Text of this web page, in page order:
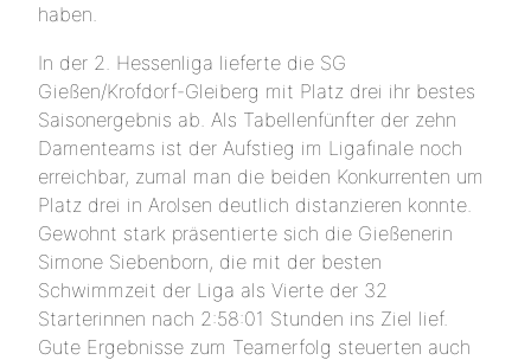
haben.
In der 2. Hessenliga lieferte die SG
Gießen/Krofdorf-Gleiberg mit Platz drei ihr bestes
Saisonergebnis ab. Als Tabellenfünfter der zehn
Damenteams ist der Aufstieg im Ligafinale noch
erreichbar, zumal man die beiden Konkurrenten um
Platz drei in Arolsen deutlich distanzieren konnte.
Gewohnt stark präsentierte sich die Gießenerin
Simone Siebenborn, die mit der besten
Schwimmzeit der Liga als Vierte der 32
Starterinnen nach 2:58:01 Stunden ins Ziel lief.
Gute Ergebnisse zum Teamerfolg steuerten auch